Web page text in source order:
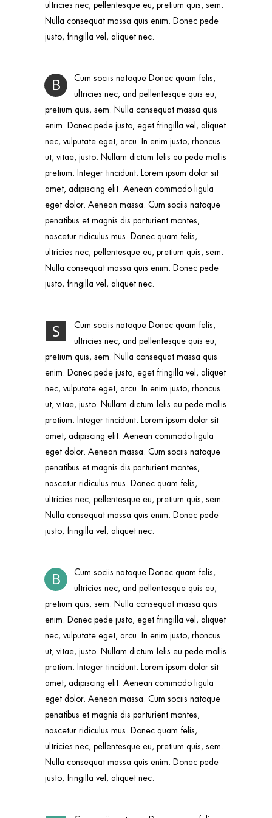
ultricies nec, pellentesque eu, pretium quis, sem.
Nulla consequat massa quis enim. Donec pede
justo, fringilla vel, aliquet nec.
B
Cum sociis natoque Donec quam felis,
ultricies nec, and pellentesque quis eu,
pretium quis, sem. Nulla consequat massa quis
enim. Donec pede justo, eget fringilla vel, aliquet
nec, vulputate eget, arcu. In enim justo, rhoncus
ut, vitae, justo. Nullam dictum felis eu pede mollis
pretium. Integer tincidunt. Lorem ipsum dolor sit
amet, adipiscing elit. Aenean commodo ligula
eget dolor. Aenean massa. Cum sociis natoque
penatibus et magnis dis parturient montes,
nascetur ridiculus mus. Donec quam felis,
ultricies nec, pellentesque eu, pretium quis, sem.
Nulla consequat massa quis enim. Donec pede
justo, fringilla vel, aliquet nec.
S
Cum sociis natoque Donec quam felis,
ultricies nec, and pellentesque quis eu,
pretium quis, sem. Nulla consequat massa quis
enim. Donec pede justo, eget fringilla vel, aliquet
nec, vulputate eget, arcu. In enim justo, rhoncus
ut, vitae, justo. Nullam dictum felis eu pede mollis
pretium. Integer tincidunt. Lorem ipsum dolor sit
amet, adipiscing elit. Aenean commodo ligula
eget dolor. Aenean massa. Cum sociis natoque
penatibus et magnis dis parturient montes,
nascetur ridiculus mus. Donec quam felis,
ultricies nec, pellentesque eu, pretium quis, sem.
Nulla consequat massa quis enim. Donec pede
justo, fringilla vel, aliquet nec.
B
Cum sociis natoque Donec quam felis,
ultricies nec, and pellentesque quis eu,
pretium quis, sem. Nulla consequat massa quis
enim. Donec pede justo, eget fringilla vel, aliquet
nec, vulputate eget, arcu. In enim justo, rhoncus
ut, vitae, justo. Nullam dictum felis eu pede mollis
pretium. Integer tincidunt. Lorem ipsum dolor sit
amet, adipiscing elit. Aenean commodo ligula
eget dolor. Aenean massa. Cum sociis natoque
penatibus et magnis dis parturient montes,
nascetur ridiculus mus. Donec quam felis,
ultricies nec, pellentesque eu, pretium quis, sem.
Nulla consequat massa quis enim. Donec pede
justo, fringilla vel, aliquet nec.